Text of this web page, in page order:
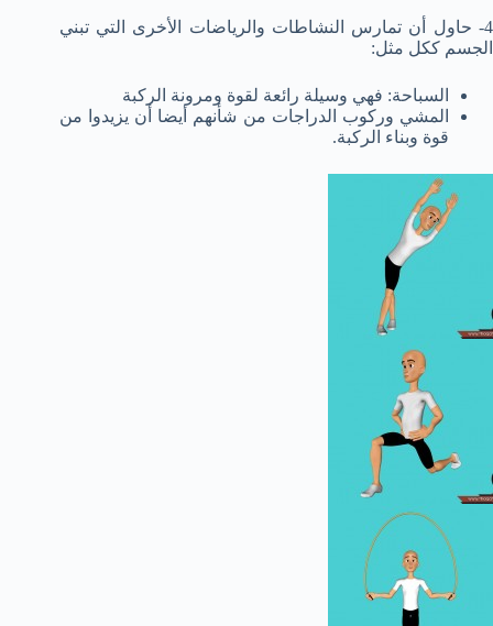
4- حاول أن تمارس النشاطات والرياضات الأخرى التي تبني
الجسم ككل مثل:
السباحة: فهي وسيلة رائعة لقوة ومرونة الركبة
المشي وركوب الدراجات من شأنهم أيضا أن يزيدوا من
قوة وبناء الركبة.